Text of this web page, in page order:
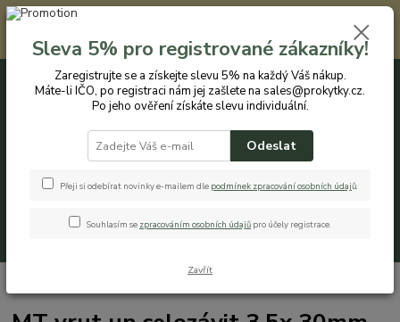
Registrovaným zákazníkům nabízíme slevu 5% na každý nákup. Máte-li
IČO, po registraci nám jej zašlete na sales@prokytky.cz. Po jeho ověření
získáte slevu individuální. Přejít na registraci →
CZK
+420 774 544 973 0ks
Sleva 5% pro registrované zákazníky!
Zaregistrujte se a získejte slevu 5% na každý Váš nákup.
Máte-li IČO, po registraci nám jej zašlete na sales@prokytky.cz.
Po jeho ověření získáte slevu individuální.
Odeslat
Přeji si odebírat novinky e-mailem dle podmínek zpracování osobních údajů.
Souhlasím se zpracováním osobních údajů pro účely registrace.
Zavřít